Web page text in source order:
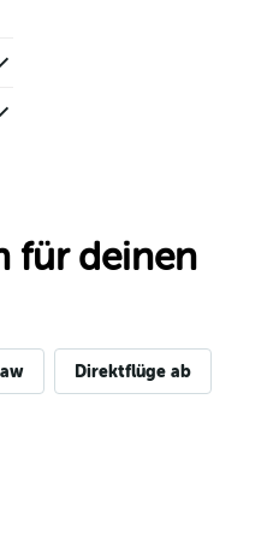
für deinen
Direktflüge ab